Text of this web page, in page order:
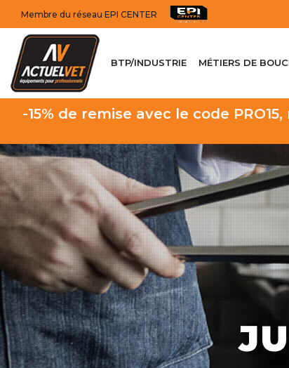
Membre du réseau EPI CENTER
BTP/INDUSTRIE MÉTIERS DE
-15% de remise avec le code